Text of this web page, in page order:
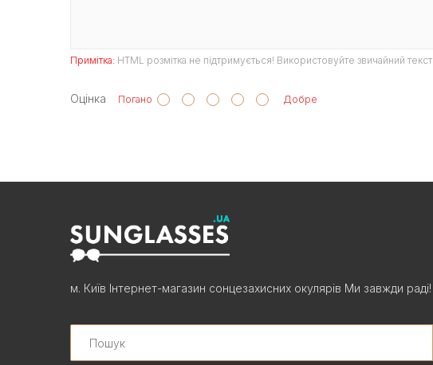
Примітка: HTML розмітка не підтримується! Використовуйте звичайний текст.
Оцінка Погано Добре
м. Київ Інтернет-магазин сонцезахисних окулярів Ми завжди раді!
Search